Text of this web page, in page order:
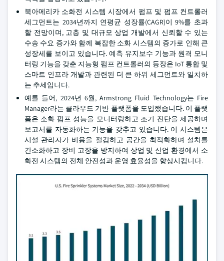
북아메리카 소화전 시스템 시장에서 펌프 및 펌프 컨트롤러
세그먼트는 2034년까지 연평균 성장률(CAGR)이 9%를 초과
할 전망이며, 고층 및 대규모 상업 개발에서 신뢰할 수 있는
수송 수요 증가와 함께 복잡한 소화 시스템의 증가로 인해 큰
성장세를 보이고 있습니다. 예측 유지보수 기능과 원격 모니
터링 기능을 갖춘 지능형 펌프 컨트롤러의 등장은 IoT 통합 및
스마트 인프라 개발과 관련된 더 큰 하위 세그먼트와 일치하
는 추세입니다.
예를 들어, 2024년 6월, Armstrong Fluid Technology는 Fire
Manager라는 클라우드 기반 플랫폼을 도입했습니다. 이 플랫
폼은 소화 펌프 성능을 모니터링하고 조기 진단을 제공하며
보고서를 자동화하는 기능을 갖추고 있습니다. 이 시스템은
시설 관리자가 비용을 절감하고 공간을 최적화하며 설치를
간소화하고 장비 고장을 방지하여 상업 및 산업 환경에서 소
화전 시스템의 전체 안전성과 운영 효율성을 향상시킵니다.